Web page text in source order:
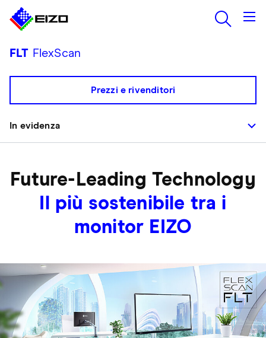
FLT FlexScan
In evidenza
Prezzi e rivenditori
Future-Leading Technology
Il più sostenibile tra i
monitor EIZO